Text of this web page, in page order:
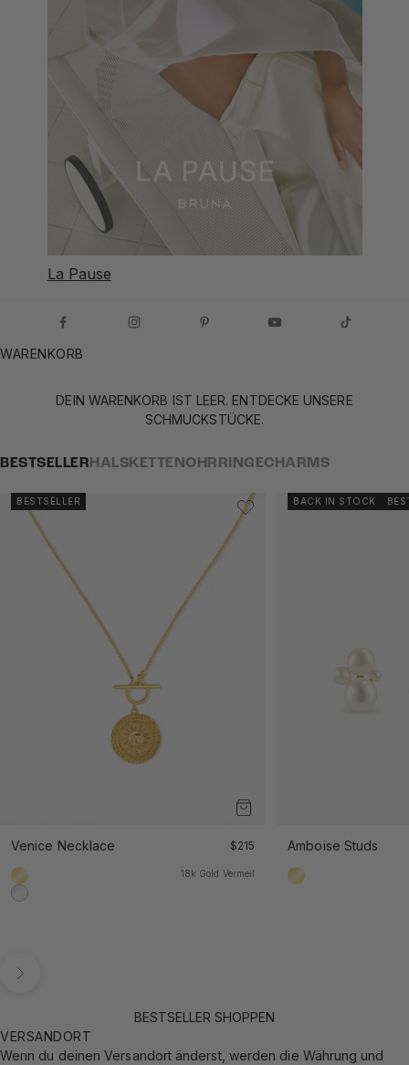
La Pause
WARENKORB
DEIN WARENKORB IST LEER. ENTDECKE UNSERE
SCHMUCKSTÜCKE.
BESTSELLER HALSKETTEN OHRRINGECHARMS
BESTSELLER
Venice Necklace Angebot
$215
18k Gold Vermeil
925 Sterling Silber
18k Gold Vermeil
BACK IN STOCK
Amboise Studs
18k Gold Vermeil
BESTSELLER SHOPPEN
VERSANDORT
Wenn du deinen Versandort änderst, werden die Währung und